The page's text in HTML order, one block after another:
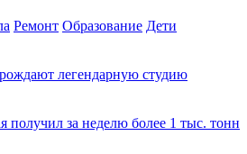
Ремонт Образование Дети
легендарную студию
получил за неделю более 1 тыс. тонн